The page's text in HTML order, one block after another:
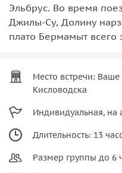
Эльбрус. Во время
Джилы-Су, Долину
плато Бермамыт всего
Место встречи:
Кисловодска
Индивидуальная, на
Длительность: 13
Размер группы до 6